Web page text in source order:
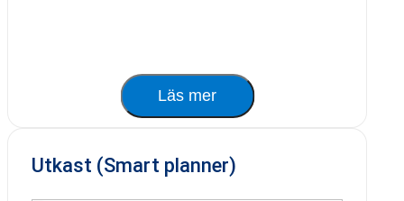
Läs mer
Utkast (Smart planner)